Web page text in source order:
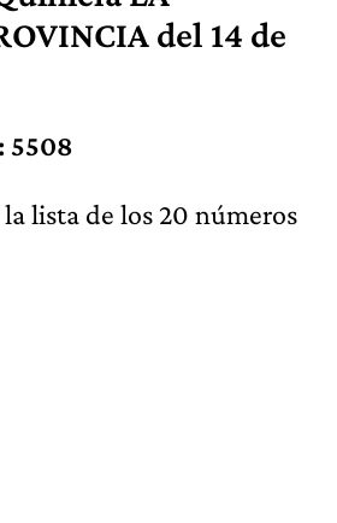
del 14 de
5508
lista de los 20 números